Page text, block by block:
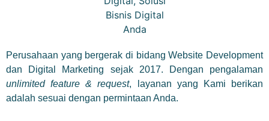
Perusahaan yang bergerak di bidang Website Development
dan Digital Marketing sejak 2017. Dengan pengalaman
unlimited feature & request, layanan yang Kami berikan
adalah sesuai dengan permintaan Anda.